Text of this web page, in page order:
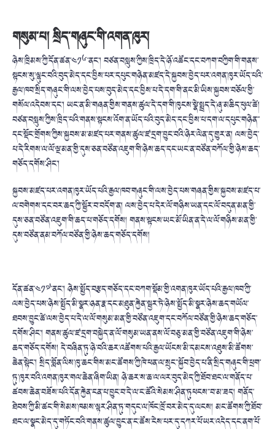
གསུམ་པ། སྲིད་གཞུང་གི་འགན་ཁུར།
ཉེས་ཁྲིམས་ཀྱི་དོན་ཚན་༤༡༦་ནང་། བཙན་བསླུས་ཀྱིས་ཁྲིད་དེ་ཉོ་འཚོང་དང་བཀག་བཀྱིག་གི་གནས་
སྟངས་སུ་ལྷུང་བའི་བུད་མེད་དང་བྱིས་པར་དཔུང་གཉེན་མཛད་དེ་སྐྱབས་བྱེད་པར་འགན་ཁུར་ཡོད་པའི་
རྒྱལ་ཁབ་སྲིད་གཞུང་གི་ལས་བྱེད་པས་བུད་མེད་དང་བྱིས་པ་དེ་དག་གི་ནང་མི་ཡིས་སྐྱབས་བཅོལ་གྱི་
གསོལ་འདེབས་དང་། ཡང་ན་མི་གཞན་གྱིས་གནས་ཚུལ་དེ་དག་གི་ཁུངས་སྣེ་སྤྲད་དེ་ཞུ་མཆིད་ཕུལ་ཚེ།
བཙན་བསླུས་ཀྱིས་ཁྲིད་པའི་གནས་སྟངས་འོག་ན་ཡོད་པའི་བུད་མེད་དང་བྱིས་པ་དག་ལ་དཔུང་གཉེན་་
དང་སྡོང་གྲོགས་ཀྱིས་སྐྱབས་མ་མཛད་པར་གནས་ཚུལ་ཛ་དྲག་བྱུང་བའི་ཉེར་ལེན་དུ་གྱུར་ན། ལས་བྱེད་
པ་དེ་རིགས་ལ་ལོ་ལྔ་མན་གྱི་དུས་ཅན་བཙོན་འཇུག་གི་ཉེས་ཆད་དང་ཡང་ན་བཙོན་བཀོལ་གྱི་ཉེས་ཆད་
གཅོད་དགོས་ཤིང་།
སྐྱབས་མཛད་པར་འགན་ཁུར་ཡོད་པའི་རྒྱལ་ཁབ་གཞུང་གི་ལས་བྱེད་པས་གཞན་གྱིས་སྐྱབས་མཛད་པ་
ལ་བགེགས་དང་བར་ཆད་ཀྱི་སྦྱོར་བ་བདོག་ན། ལས་བྱེད་པ་དེར་ལོ་གཉིས་ཡན་དང་ལོ་བདུན་མན་གྱི་
དུས་ཅན་བཙོན་འཇུག་གི་ཆད་པ་གཅོད་དགོས། གནས་སྟངས་ཡང་མོ་ཡིན་ན་དེ་ལ་ལོ་གཉིས་མན་གྱི་
དུས་བཙོན་ནམ་བཀོལ་བཙོན་གྱི་ཉེས་ཆད་གཅོད་དགོས།
དོན་ཚན་༤༡༧་ནང་། ཉེས་སྤྱོད་བརྩད་གཅོད་དང་བཀག་སྡོམ་གྱི་འགན་ཁུར་ཡོད་པའི་རྒྱལ་ཁབ་ཀྱི་
ལས་བྱེད་པས་ཉེས་སྤྱོད་མི་སྣར་ཉན་རྣ་དང་མཐུན་རྐྱེན་སྦྱར་ཏེ་ཉེས་སྤྱོད་མི་སྣར་ཉེས་ཆད་གཡོལ་
ཐབས་བྱུང་ཚེ་ལས་བྱེད་པ་དེ་ལ་ལོ་གསུམ་མན་གྱི་བཙོན་འཇུག་དང་བཀོལ་བཙོན་གྱི་ཉེས་ཆད་གཅོད་
དགོས་ཤིང་། གནས་ཚུལ་ཛ་དྲག་བསྐྱེད་ན་ལོ་གསུམ་ཡན་ནས་ལོ་བཅུ་མན་གྱི་བཙོན་འཇུག་གི་ཉེས་
ཆད་གཅོད་དགོས། དེ་བཞིན་ཏུ་ཉེ་བའི་ཆར་འཚོགས་པའི་རྒྱལ་ཡོངས་མི་དམངས་འཐུས་མི་ཚོགས་
ཆེན་སྟེང་། སྲིད་བློན་ལིས་ཁུ་ཆང་གིས་མང་ཚོགས་ཀྱི་ཁེ་ཕན་ལ་སྲུང་་སྐྱོབ་བྱེད་པ་ནི་སྲིད་གཞུང་གི་ཕྲག་
ཏུ་ཁུར་བའི་འགན་ཁུར་གལ་ཆེན་ཞིག་ཡིན། ཉེ་ཆར་ས་ཆ་ལ་ལར་བུད་མེད་ཀྱི་ཐོབ་ཐང་ལ་གནོད་པ་
ཚབས་ཆེན་བཟོས་པའི་དོན་རྐྱེན་ངན་པ་བྱུང་བ་དེ་ལ་ང་ཚོའི་སེམས་ཤིན་ཏུཕངས་་བ་མ་ཟད། གནོད་
ཐེབས་ཀྱི་མི་ཚང་གི་སེམས་ཁམས་ལྟར་ཤིན་ཏུ་གདུང་ལ་ཁོང་ཁྲོ་བར་མེད་དུ་ལངས། མང་ཚོགས་ཀྱི་ཐོབ་
ཐང་ལ་སྣང་མེད་དུ་གཏོང་བའི་གནས་ཚུལ་བྱུང་ན་ང་ཚོས་ངེས་པར་དུ་དཀར་པོ་ཡར་འདེད་དང་ནག་པོ་